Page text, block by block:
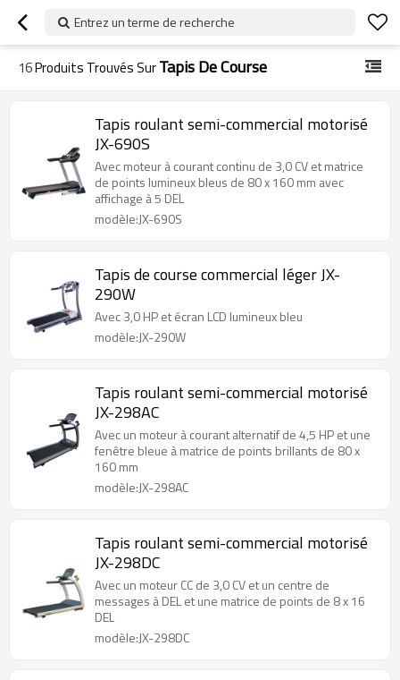
Entrez un terme de recherche
16Produits Trouvés SurTapis De Course
Tapis roulant semi-commercial motorisé
JX-690S
Avec moteur à courant continu de 3,0 CV et matrice
de points lumineux bleus de 80 x 160 mm avec
affichage à 5 DEL
modèle:JX-690S
Tapis de course commercial léger JX-
290W
Avec 3,0 HP et écran LCD lumineux bleu
modèle:JX-290W
Tapis roulant semi-commercial motorisé
JX-298AC
Avec un moteur à courant alternatif de 4,5 HP et une
fenêtre bleue à matrice de points brillants de 80 x
160 mm
modèle:JX-298AC
Tapis roulant semi-commercial motorisé
JX-298DC
Avec un moteur CC de 3,0 CV et un centre de
messages à DEL et une matrice de points de 8 x 16
DEL
modèle:JX-298DC